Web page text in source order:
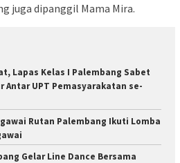
juga dipanggil Mama Mira.
Lapas Kelas I Palembang Sabet
Antar UPT Pemasyarakatan se-
Rutan Palembang Ikuti Lomba
Gelar Line Dance Bersama